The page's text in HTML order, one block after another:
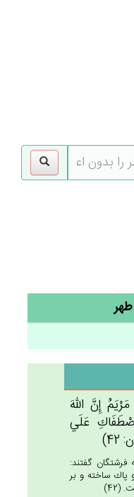
إِن‌َّ الله‌َ
عَلَي‌
فرشتگان گفتند:
پاك ساخته و بر
(42)